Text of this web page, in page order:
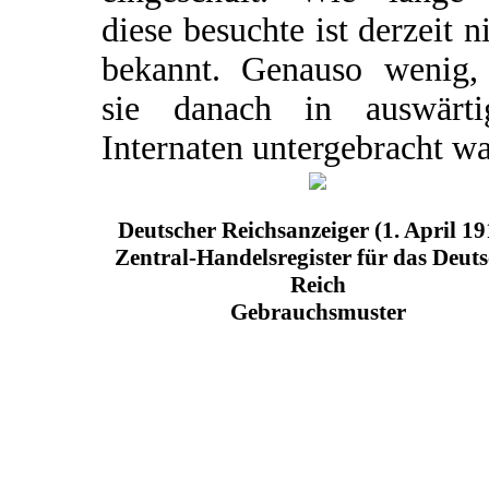
diese besuchte ist derzeit
bekannt. Genauso
sie danach in
Internaten untergebracht
Deutscher Reichsanzeiger (1. April
Zentral-Handelsregister für das
Reich
Gebrauchsmuster